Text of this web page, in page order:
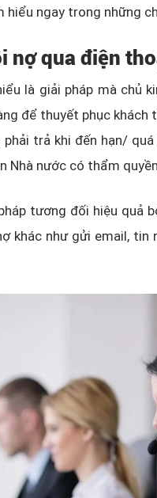
hiểu ngay trong những
nợ qua điện
là giải pháp mà chủ
để thuyết phục khách
trả khi đến hạn/
Nhà nước có thẩm
tương đối hiệu quả
khác như gửi email, tin